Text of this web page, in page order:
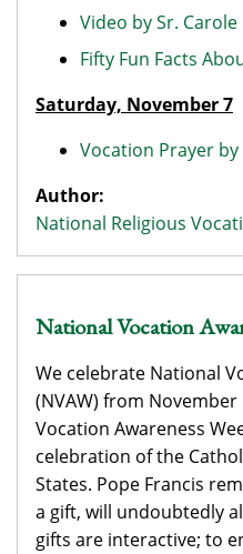
Video by Sr. Carole
Fifty Fun Facts
Saturday, November 7
Vocation Prayer by
Author:
National Religious
National Vocation
We celebrate National
(NVAW) from November
Vocation Awareness
celebration of the
States. Pope Francis
a gift, will undoubtedly
gifts are interactive; to